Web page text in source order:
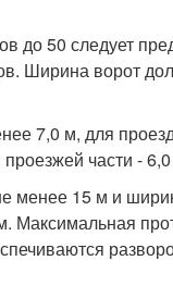
до 50 следует
Ширина ворот
7,0 м, для
части -
менее 15 м и
Максимальная